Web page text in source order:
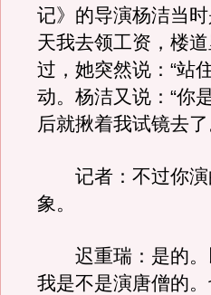
记》的导演杨洁当
天我去领工资，楼
过，她突然说：“站
动。杨洁又说：“你
后就揪着我试镜去了
记者：不过你演
象。
迟重瑞：是的。
我是不是演唐僧的